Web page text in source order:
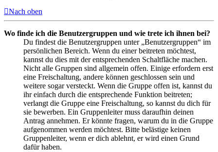
Nach oben
Wo finde ich die Benutzergruppen und wie trete ich ihnen bei?
Du findest die Benutzergruppen unter „Benutzergruppen“ im
persönlichen Bereich. Wenn du einer beitreten möchtest,
kannst du dies mit der entsprechenden Schaltfläche machen.
Nicht alle Gruppen sind allgemein offen. Einige erfordern erst
eine Freischaltung, andere können geschlossen sein und
weitere sogar versteckt. Wenn die Gruppe offen ist, kannst du
ihr einfach durch die entsprechende Funktion beitreten;
verlangt die Gruppe eine Freischaltung, so kannst du dich für
sie bewerben. Ein Gruppenleiter muss daraufhin deinen
Antrag annehmen. Er könnte fragen, warum du in die Gruppe
aufgenommen werden möchtest. Bitte belästige keinen
Gruppenleiter, wenn er dich ablehnt, er wird einen Grund
dafür haben.